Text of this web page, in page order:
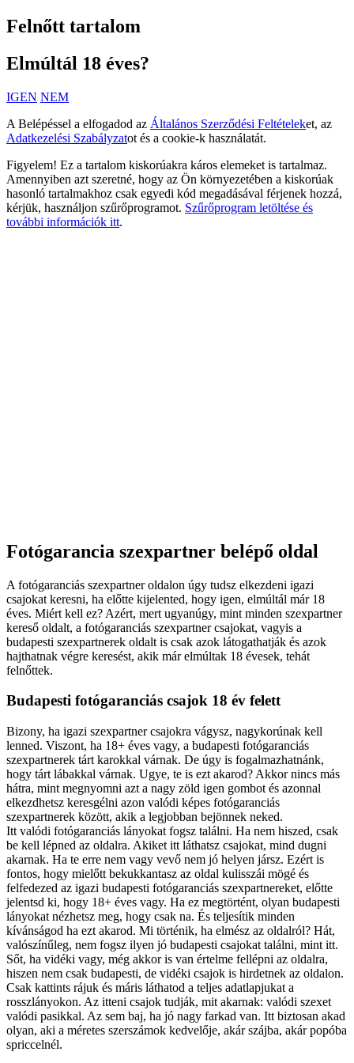
Felnőtt tartalom
Elmúltál 18 éves?
IGEN NEM
A Belépéssel a elfogadod az Általános Szerződési Feltételeket, az
Adatkezelési Szabályzatot és a cookie-k használatát.
Figyelem! Ez a tartalom kiskorúakra káros elemeket is tartalmaz.
Amennyiben azt szeretné, hogy az Ön környezetében a kiskorúak
hasonló tartalmakhoz csak egyedi kód megadásával férjenek hozzá,
kérjük, használjon szűrőprogramot. Szűrőprogram letöltése és
további információk itt.
Fotógarancia szexpartner belépő oldal
A fotógaranciás szexpartner oldalon úgy tudsz elkezdeni igazi
csajokat keresni, ha előtte kijelented, hogy igen, elmúltál már 18
éves. Miért kell ez? Azért, mert ugyanúgy, mint minden szexpartner
kereső oldalt, a fotógaranciás szexpartner csajokat, vagyis a
budapesti szexpartnerek oldalt is csak azok látogathatják és azok
hajthatnak végre keresést, akik már elmúltak 18 évesek, tehát
felnőttek.
Budapesti fotógaranciás csajok 18 év felett
Bizony, ha igazi szexpartner csajokra vágysz, nagykorúnak kell
lenned. Viszont, ha 18+ éves vagy, a budapesti fotógaranciás
szexpartnerek tárt karokkal várnak. De úgy is fogalmazhatnánk,
hogy tárt lábakkal várnak. Ugye, te is ezt akarod? Akkor nincs más
hátra, mint megnyomni azt a nagy zöld igen gombot és azonnal
elkezdhetsz keresgélni azon valódi képes fotógaranciás
szexpartnerek között, akik a legjobban bejönnek neked.
Itt valódi fotógaranciás lányokat fogsz találni. Ha nem hiszed, csak
be kell lépned az oldalra. Akiket itt láthatsz csajokat, mind dugni
akarnak. Ha te erre nem vagy vevő nem jó helyen jársz. Ezért is
fontos, hogy mielőtt bekukkantasz az oldal kulisszái mögé és
felfedezed az igazi budapesti fotógaranciás szexpartnereket, előtte
jelentsd ki, hogy 18+ éves vagy. Ha ez megtörtént, olyan budapesti
lányokat nézhetsz meg, hogy csak na. És teljesítik minden
kívánságod ha ezt akarod. Mi történik, ha elmész az oldalról? Hát,
valószínűleg, nem fogsz ilyen jó budapesti csajokat találni, mint itt.
Sőt, ha vidéki vagy, még akkor is van értelme fellépni az oldalra,
hiszen nem csak budapesti, de vidéki csajok is hirdetnek az oldalon.
Csak kattints rájuk és máris láthatod a teljes adatlapjukat a
rosszlányokon. Az itteni csajok tudják, mit akarnak: valódi szexet
valódi pasikkal. Az sem baj, ha jó nagy farkad van. Itt biztosan akad
olyan, aki a méretes szerszámok kedvelője, akár szájba, akár popóba
spriccelnél.